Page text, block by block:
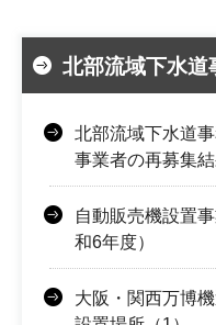
北部流域下水道
北部流域下水道
事業者の再募集
自動販売機設置
和6年度）
大阪・関西万博